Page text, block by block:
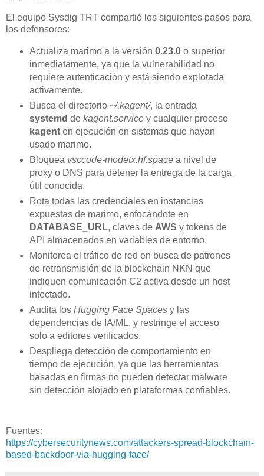
El equipo Sysdig TRT compartió los siguientes pasos para
los defensores:
Actualiza marimo a la versión 0.23.0o superior
inmediatamente, ya que la vulnerabilidad no
requiere autenticación y está siendo explotada
activamente.
Busca el directorio ~/.kagent/, la entrada
systemd de kagent.servicey cualquier proceso
kagenten ejecución en sistemas que hayan
usado marimo.
Bloquea vsccode-modetx.hf.spacea nivel de
proxy o DNS para detener la entrega de la carga
útil conocida.
Rota todas las credenciales en instancias
expuestas de marimo, enfocándote en
DATABASE_URL, claves de AWS y tokens de
API almacenados en variables de entorno.
Monitorea el tráfico de red en busca de patrones
de retransmisión de la blockchain NKN que
indiquen comunicación C2 activa desde un host
infectado.
Audita los Hugging Face Spacesy las
dependencias de IA/ML, y restringe el acceso
solo a editores verificados.
Despliega detección de comportamiento en
tiempo de ejecución, ya que las herramientas
basadas en firmas no pueden detectar malware
sin detección alojado en plataformas confiables.
Fuentes:
https://cybersecuritynews.com/attackers-spread-blockchain-
based-backdoor-via-hugging-face/